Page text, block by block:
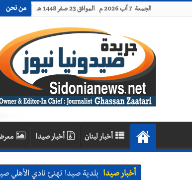
الجمعة 7 آب 2026 م الموافق 23 صفر 1448 هـ من نحن
أخبار لبنان أخبار صيدا
أخبار صيدا بلدية صيدا تهنئ نادي الأهلي